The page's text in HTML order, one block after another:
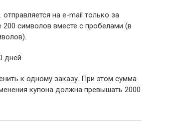
на e-mail только за
символов вместе с пробелами (в
дней.
к одному заказу. При этом сумма
купона должна превышать 2000